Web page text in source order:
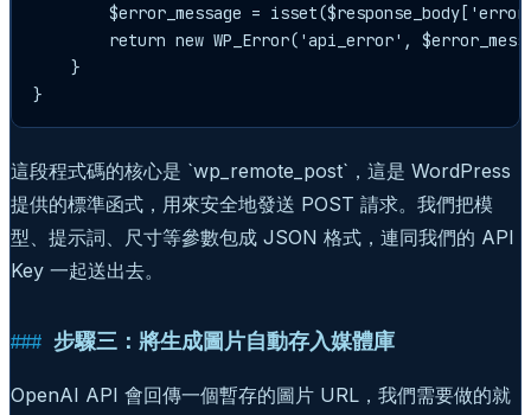
$error_message =
return new WP_Error('api_error',
    }
這段程式碼的核心是 `wp_remote_post`，這是 WordPress
提供的標準函式，用來安全地發送 POST 請求。我們把模
型、提示詞、尺寸等參數包成 JSON 格式，連同我們的 API
Key 一起送出去。
步驟三：將生成圖片自動存入媒體庫
OpenAI API 會回傳一個暫存的圖片 URL，我們需要做的就